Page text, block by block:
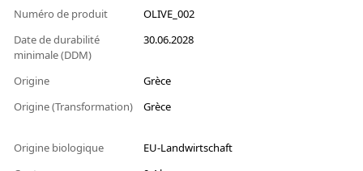
Numéro de produit
OLIVE_002
Date de durabilité
minimale (DDM)
30.06.2028
Origine
Grèce
Origine (Transformation)
Grèce
Origine biologique
EU-Landwirtschaft